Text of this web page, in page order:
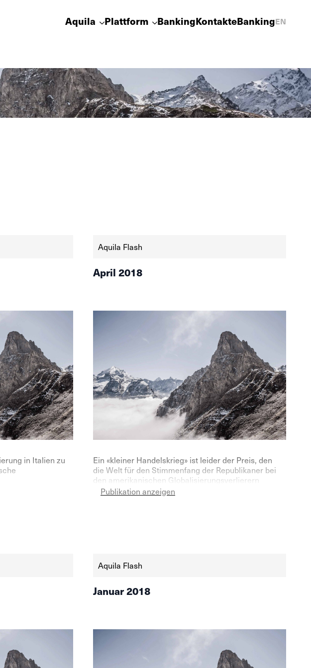
Aquila Plattform BankingKontakteBankingEN
in Italien zu
und
Aquila Flash
April 2018
Ein «kleiner Handelskrieg» ist leider der Preis, den
die Welt für den Stimmenfang der Republikaner bei
den amerikanischen Globalisierungsverlierern
zahlen muss. Es geht jedoch um mehr, als um rein
populistische Massnahmen: Die USA wollen keinen
Publikation anzeigen
Aquila Flash
Januar 2018